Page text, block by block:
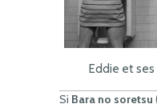
Eddie et
Si Bara no soretsu